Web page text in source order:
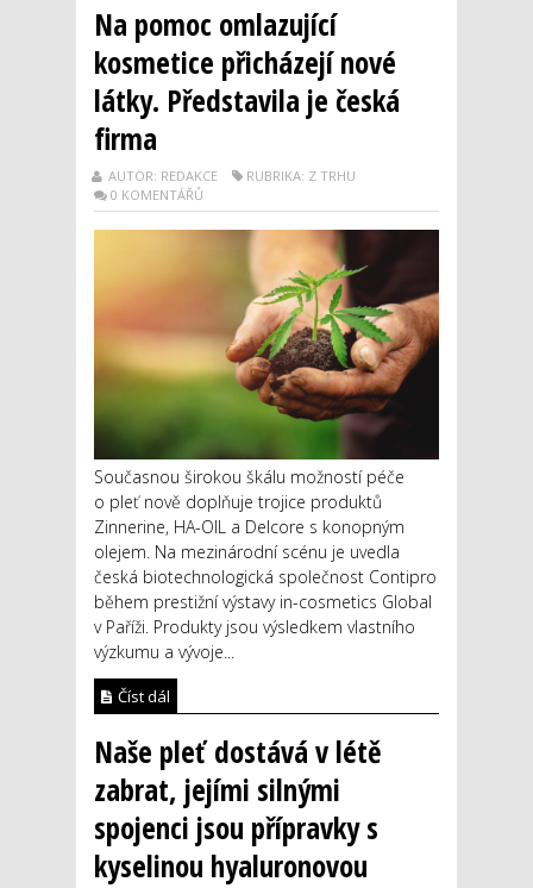
Na pomoc omlazující
kosmetice přicházejí nové
látky. Představila je česká
firma
AUTOR: REDAKCE
RUBRIKA: Z TRHU
0 KOMENTÁŘŮ
Současnou širokou škálu možností péče
o pleť nově doplňuje trojice produktů
Zinnerine, HA-OIL a Delcore s konopným
olejem. Na mezinárodní scénu je uvedla
česká biotechnologická společnost Contipro
během prestižní výstavy in-cosmetics Global
v Paříži. Produkty jsou výsledkem vlastního
výzkumu a vývoje...
Číst dál
Naše pleť dostává v létě
zabrat, jejími silnými
spojenci jsou přípravky s
kyselinou hyaluronovou